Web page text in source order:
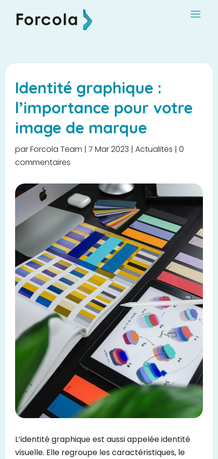
Identité graphique :
l’importance pour votre
image de marque
parForcola Team |7 Mar 2023 |Actualites |0
commentaires
L’identité graphique est aussi appelée identité
visuelle. Elle regroupe les caractéristiques, le